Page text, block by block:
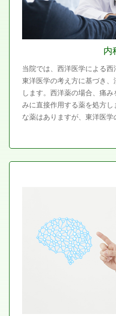
内
当院では、西洋医学による西
東洋医学の考え方に基づき
します。西洋薬の場合、痛
みに直接作用する薬を処方し
な薬はありますが、東洋医
じにくくなるように配慮し